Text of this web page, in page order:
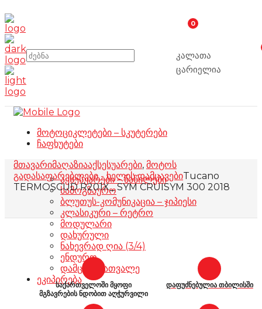
0
კალათა
ცარიელია
მოტოციკლეტები – სკუტერები
ჩაფხუტები
აქსესუარები – ნაწილები
სამოგზაურო
ბლუთუს-კომუნიკაცია – ჯიპიესი
კლასიკური – რეტრო
მოდულარი
დახურული
ნახევრად ღია (3/4)
ენდურო
დამცავი სათვალე
ეკიპირება
მთავარიმაღაზიააქსესუარები, მოტოს
გადასაფარებლები - ხელის დამცავებიTucano
TERMOSCUD R201X_ SYM CRUISYM 300 2018
საქართველოში მყოფი
მგზავრების ნდობით აღჭურვილი
დაფუძნებულია თბილისში